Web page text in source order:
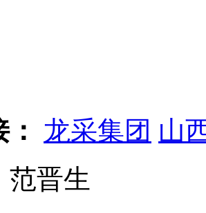
龙采集团 山
范晋生